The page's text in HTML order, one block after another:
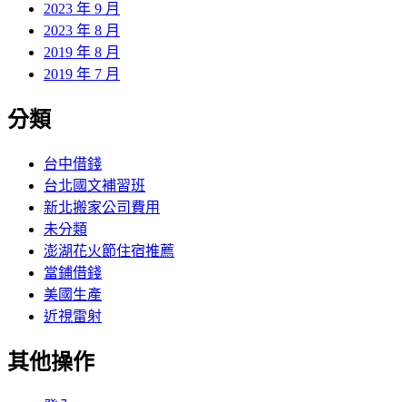
2023 年 9 月
2023 年 8 月
2019 年 8 月
2019 年 7 月
分類
台中借錢
台北國文補習班
新北搬家公司費用
未分類
澎湖花火節住宿推薦
當鋪借錢
美國生產
近視雷射
其他操作